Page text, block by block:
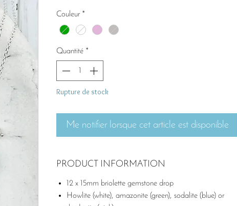
Couleur *
Quantité *
Rupture de stock
Me notifier lorsque cet article est disponible
PRODUCT INFORMATION
12 x 15mm briolette gemstone drop
Howlite (white), amazonite (green), sodalite (blue) or